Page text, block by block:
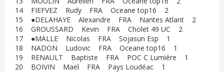
14 FIEFVEZ Rudy FRA Oceane top16 2
15 ●DELAHAYE Alexandre FRA Nantes Atlant 2
16 GROUSSARD Kevin FRA Cholet 49 UC 2
17 ●MALLE Nicolas FRA Sojasun Esp 1
18 NADON Ludovic FRA Oceane top16 1
19 RENAULT Baptiste FRA POC C Lumière 1
20 BOIVIN Mael FRA Pays Loudéac 1